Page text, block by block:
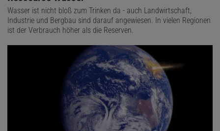
Wasser ist nicht bloß zum Trinken da - auch Landwirtschaft,
Industrie und Bergbau sind darauf angewiesen. In vielen Regionen
ist der Verbrauch höher als die Reserven.